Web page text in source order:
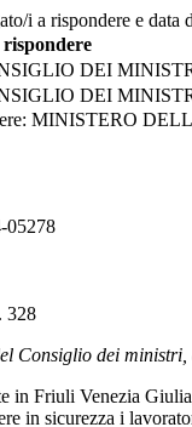
i a rispondere e data
rispondere
DEI
DEI
MINISTERO
05278
328
Consiglio dei
Venezia Giulia,
in sicurezza i